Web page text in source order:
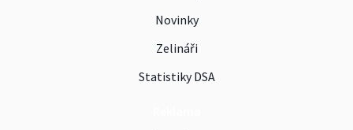
Novinky
Zelináři
Statistiky DSA